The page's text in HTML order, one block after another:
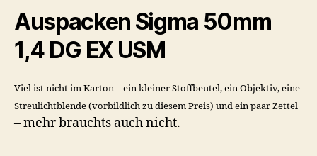
Auspacken Sigma 50mm
1,4 DG EX USM
Viel ist nicht im Karton – ein kleiner Stoffbeutel, ein Objektiv, eine
Streulichtblende (vorbildlich zu diesem Preis) und ein paar Zettel
– mehr brauchts auch nicht.